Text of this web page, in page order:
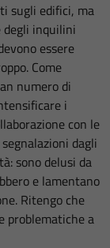
sugli edifici, ma
degli inquilini
essere
Come
numero di
i
con le
dagli
sono delusi da
e lamentano
Ritengo che
problematiche a